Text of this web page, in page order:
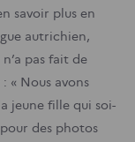
savoir plus en
autrichien,
pas fait de
« Nous avons
jeune fille qui soi-
des photos